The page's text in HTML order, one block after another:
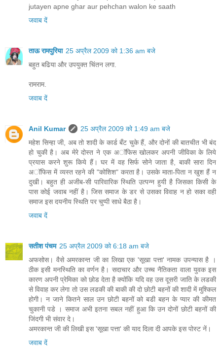
jutayen apne ghar aur pehchan walon ke saath
जवाब दें
ताऊ रामपुरिया 25 अप्रैल 2009 को 1:36 am बजे
बहुत बढिया और उपयुक्त चिंतन लगा.
रामराम.
जवाब दें
Anil Kumar
25 अप्रैल 2009 को 1:49 am बजे
महेश सिन्हा जी, अब तो शादी के कार्ड बँट चुके हैं, और दोनों की बातचीत भी बंद
हो चुकी है। अब मेरे दोस्त ने एक अॉफिस खोलकर अपनी जीविका के लिये
प्रयास करने शुरू किये हैं। घर में वह सिर्फ सोने जाता है, बाकी सारा दिन
अॉफिस में व्यस्त रहने की "कोशिश" करता है। उसके माता-पिता न खुश हैं न
दुखी। बहुत ही अजीब-सी पारिवारिक स्थिति उत्पन्न हुयी है जिसका किसी के
पास कोई जवाब नहीं है। जिस समाज के डर से उसका विवाह न हो सका वही
समाज इस दयनीय स्थिति पर चुप्पी साधे बैठा है।
जवाब दें
सतीश पंचम 25 अप्रैल 2009 को 6:18 am बजे
अफसोस। वैसे अमरकान्त जी का लिखा एक 'सूखा पत्ता' नामक उपन्यास है ।
ठीक इसी मनस्थिति का वर्णन है। सदाचार और उच्च नैतिकता वाला युवक इस
कारण अपनी प्रेमिका को छोड देता है क्योंकि यदि वह उस दूसरी जाति के लडकी
से विवाह कर लेगा तो उस लडकी की बाकी की दो छोटी बहनों की शादी में मुश्किल
होगी। न जाने कितने साल उन छोटी बहनों को बडी बहन के प्यार की कीमत
चुकानी पडे । समाज अभी इतना सबल नहीं हुआ कि उन दोनों छोटी बहनों की
जिंदगी भी संवार दे।
अमरकान्त जी की लिखी इस 'सूखा पत्ता' की याद दिला दी आपके इस पोस्ट नें।
जवाब दें